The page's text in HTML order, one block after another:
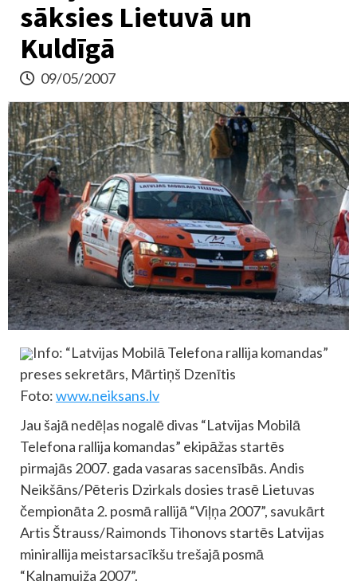
sāksies Lietuvā un
Kuldīgā
09/05/2007
Info: “Latvijas Mobilā Telefona rallija komandas”
preses sekretārs, Mārtiņš Dzenītis
Foto:www.neiksans.lv
Jau šajā nedēļas nogalē divas “Latvijas Mobilā
Telefona rallija komandas” ekipāžas startēs
pirmajās 2007. gada vasaras sacensībās. Andis
Neikšāns/Pēteris Dzirkals dosies trasē Lietuvas
čempionāta 2. posmā rallijā “Viļņa 2007”, savukārt
Artis Štrauss/Raimonds Tihonovs startēs Latvijas
minirallija meistarsacīkšu trešajā posmā
“Kalnamuiža 2007”.